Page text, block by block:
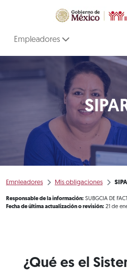
Empleadores
Empleadores Mis obligaciones
Responsable de la información: SUBGCIA DE
Fecha de última actualización o revisión: 21 de
¿Qué es el